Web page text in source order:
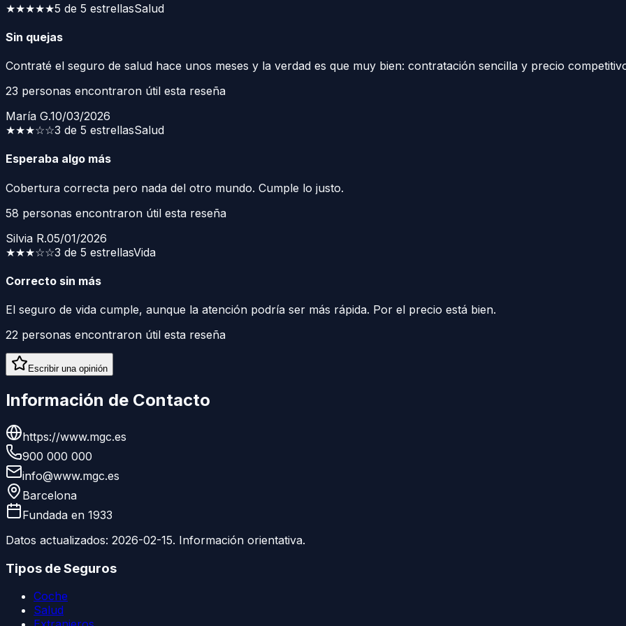
★★★★★5 de 5 estrellasSalud
Sin quejas
Contraté el seguro de salud hace unos meses y la verdad es que muy bien: contratación sencilla y precio
23 personas encontraron útil esta reseña
María G.10/03/2026
★★★☆☆3 de 5 estrellasSalud
Esperaba algo más
Cobertura correcta pero nada del otro mundo. Cumple lo justo.
58 personas encontraron útil esta reseña
Silvia R.05/01/2026
★★★☆☆3 de 5 estrellasVida
Correcto sin más
El seguro de vida cumple, aunque la atención podría ser más rápida. Por el precio está bien.
22 personas encontraron útil esta reseña
Escribir una opinión
Información de Contacto
https://www.mgc.es
900 000 000
info@www.mgc.es
Barcelona
Fundada en 1933
Datos actualizados: 2026-02-15. Información orientativa.
Tipos de Seguros
Coche
Salud